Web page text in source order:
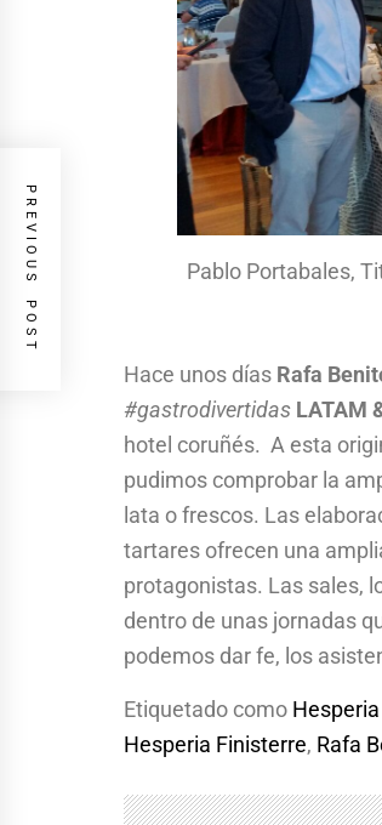
Pablo Portabales,
Hace unos días Rafa
#gastrodivertidas LATAM
hotel coruñés. A esta
pudimos comprobar la
lata o frescos. Las
tartares ofrecen una
protagonistas. Las sales,
dentro de unas jornadas
podemos dar fe, los
Etiquetado como
Hesperia Finisterre, Rafa
PREVIOUS POST